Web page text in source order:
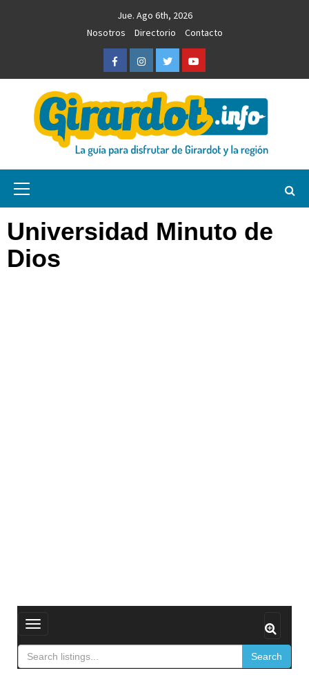
Jue. Ago 6th, 2026
Nosotros
Directorio Contacto
FacebookInstagramTwitterYoutube
Girardot.info
Universidad Minuto de
Dios
Toggle
navigation
Search